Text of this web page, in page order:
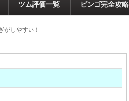
ツム評価一覧 ビンゴ完全攻略
がしやすい！